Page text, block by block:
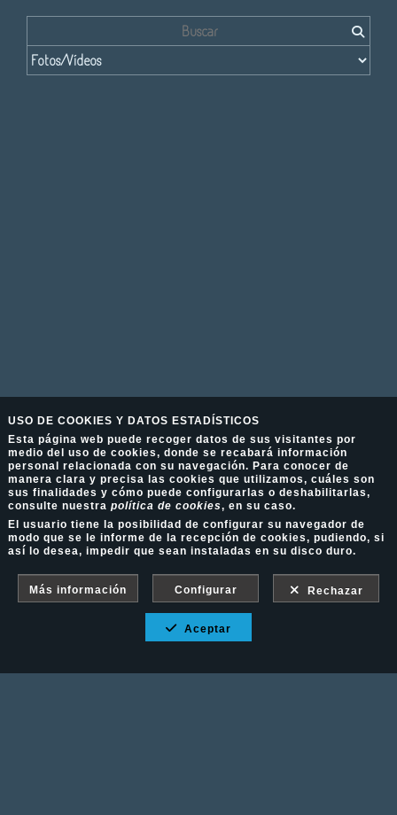
USO DE COOKIES Y DATOS ESTADÍSTICOS
Esta página web puede recoger datos de sus visitantes por
medio del uso de cookies, donde se recabará información
personal relacionada con su navegación. Para conocer de
manera clara y precisa las cookies que utilizamos, cuáles son
sus finalidades y cómo puede configurarlas o deshabilitarlas,
consulte nuestra política de cookies, en su caso.
El usuario tiene la posibilidad de configurar su navegador de
modo que se le informe de la recepción de cookies, pudiendo, si
así lo desea, impedir que sean instaladas en su disco duro.
Más información Configurar Rechazar
Aceptar